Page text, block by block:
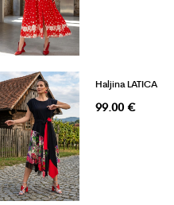
Haljina LATICA
99.00 €